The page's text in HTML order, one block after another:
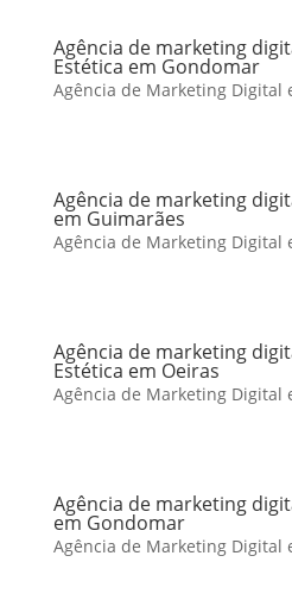
Agência de marketing
Estética em Gondomar
Agência de Marketing Digital
Agência de marketing
em Guimarães
Agência de Marketing Digital
Agência de marketing
Estética em Oeiras
Agência de Marketing Digital
Agência de marketing
em Gondomar
Agência de Marketing Digital